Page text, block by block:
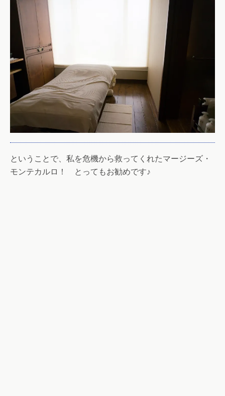
ということで、私を危機から救ってくれたマージーズ・
モンテカルロ！ とってもお勧めです♪